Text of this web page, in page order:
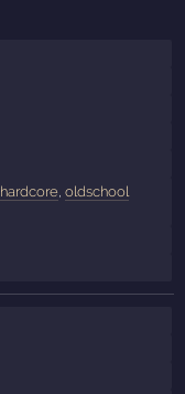
hardcore oldschool